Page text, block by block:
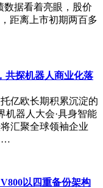
数据看着亮眼，股价
距离上市初期两百多
共探机器人商业化落
亿欧长期积累沉淀的
机器人大会·具身智能
汇聚全球领袖企业
…
以四重备份架构